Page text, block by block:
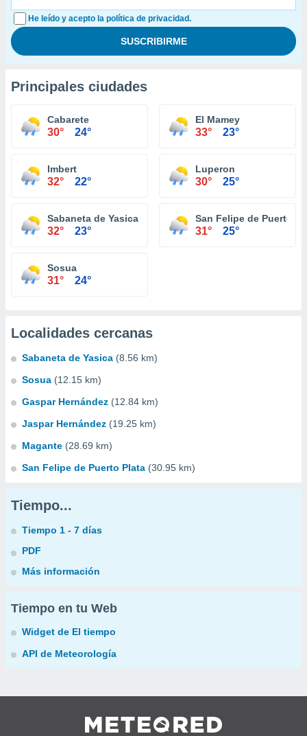
He leído y acepto la política de privacidad.
Principales ciudades
Cabarete
30° 24°
El Mamey
33° 23°
Imbert
32° 22°
Luperon
30° 25°
Sabaneta de Yasica
32° 23°
San Felipe de Puerto
31° 25°
Sosua
31° 24°
Localidades cercanas
Sabaneta de Yasica (8.56 km)
Sosua (12.15 km)
Gaspar Hernández (12.84 km)
Jaspar Hernández (19.25 km)
Magante (28.69 km)
San Felipe de Puerto Plata (30.95 km)
Tiempo...
Tiempo 1 - 7 días
PDF
Más información
Tiempo en tu Web
Widget de El tiempo
API de Meteorología